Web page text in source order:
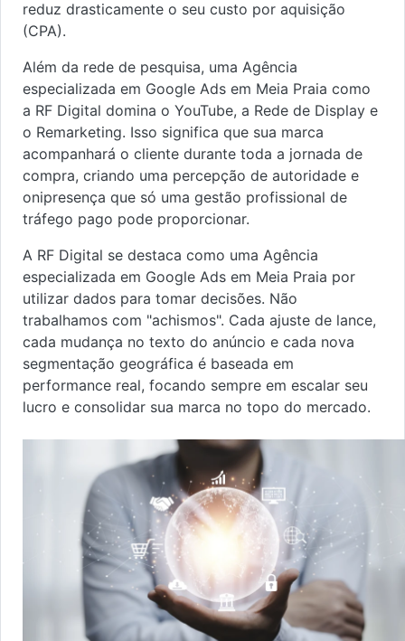
reduz drasticamente o seu custo por aquisição
(CPA).
Além da rede de pesquisa, uma Agência
especializada em Google Ads em Meia Praia como
a RF Digital domina o YouTube, a Rede de Display e
o Remarketing. Isso significa que sua marca
acompanhará o cliente durante toda a jornada de
compra, criando uma percepção de autoridade e
onipresença que só uma gestão profissional de
tráfego pago pode proporcionar.
A RF Digital se destaca como uma Agência
especializada em Google Ads em Meia Praia por
utilizar dados para tomar decisões. Não
trabalhamos com "achismos". Cada ajuste de lance,
cada mudança no texto do anúncio e cada nova
segmentação geográfica é baseada em
performance real, focando sempre em escalar seu
lucro e consolidar sua marca no topo do mercado.